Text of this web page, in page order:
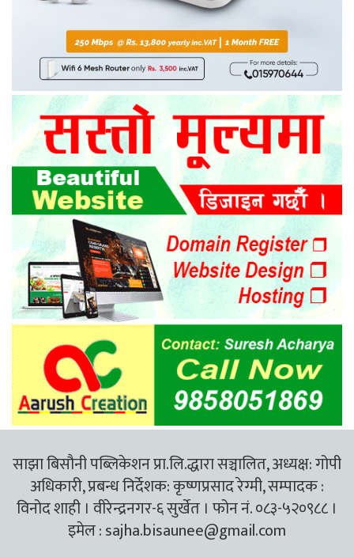
साझा बिसौनी पब्लिकेशन प्रा.लि.द्धारा सञ्चालित, अध्यक्ष: गोपी
अधिकारी, प्रबन्ध निर्देशक: कृष्णप्रसाद रेग्मी, सम्पादक :
विनोद शाही । वीरेन्द्रनगर-६ सुर्खेत । फोन नं. ०८३-५२०९८८ ।
इमेल :sajha.bisaunee@gmail.com